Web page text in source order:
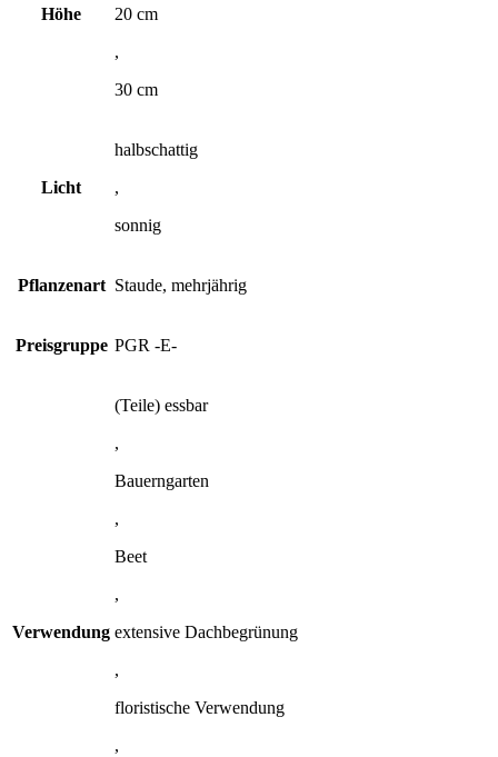
Höhe
20 cm
,
30 cm
Licht
halbschattig
,
sonnig
Pflanzenart Staude, mehrjährig
Preisgruppe PGR -E-
Verwendung
(Teile) essbar
,
Bauerngarten
,
Beet
,
extensive Dachbegrünung
,
floristische Verwendung
,